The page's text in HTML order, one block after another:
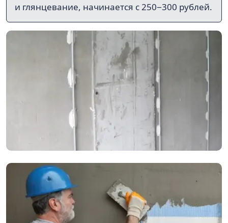
и глянцевание, начинается с 250−300 рублей.